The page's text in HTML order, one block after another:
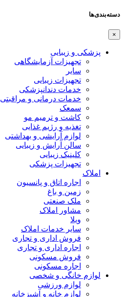
دسته‌بندی‌ها
×
پزشکی و زیبایی
تجهیزات آزمایشگاهی
سایر
تجهیزات زیبایی
خدمات دندانپزشکی
خدمات درمانی و مراقبتی
سمعک
کاشت و ترمیم مو
تغذیه و رژیم غذایی
لوازم آرایشی و بهداشتی
سالن آرایش و زیبایی
کلینیک زیبایی
تجهیزات پزشکی
املاک
اجاره اتاق و پانسیون
زمین و باغ
ملک صنعتی
مشاور املاک
ویلا
سایر خدمات املاک
فروش اداری و تجاری
اجاره اداری و تجاری
فروش مسکونی
اجاره مسکونی
لوازم خانگی و شخصی
لوازم ورزشی
لوازم خانه و آشپزخانه